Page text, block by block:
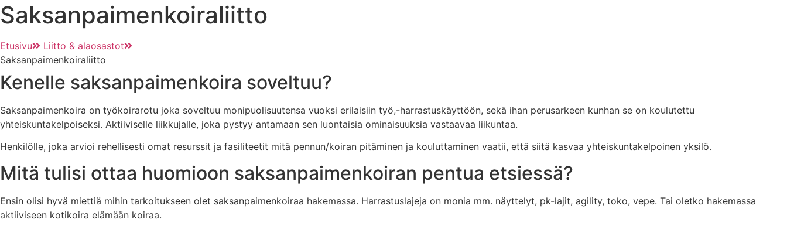
Saksanpaimenkoira­liitto
Etusivu
Liitto & alaosastot
Saksanpaimenkoira­liitto
Kenelle saksanpaimenkoira soveltuu?
Saksanpaimenkoira on työkoirarotu joka soveltuu monipuolisuutensa vuoksi erilaisiin työ,-harrastuskäyttöön, sekä ihan perusarkeen kunhan se on koulutettu
yhteiskuntakelpoiseksi. Aktiiviselle liikkujalle, joka pystyy antamaan sen luontaisia ominaisuuksia vastaavaa liikuntaa.
Henkilölle, joka arvioi rehellisesti omat resurssit ja fasiliteetit mitä pennun/koiran pitäminen ja kouluttaminen vaatii, että siitä kasvaa yhteiskuntakelpoinen yksilö.
Mitä tulisi ottaa huomioon saksanpaimenkoiran pentua etsiessä?
Ensin olisi hyvä miettiä mihin tarkoitukseen olet saksanpaimenkoiraa hakemassa. Harrastuslajeja on monia mm. näyttelyt, pk-lajit, agility, toko, vepe. Tai oletko hakemassa
aktiiviseen kotikoira elämään koiraa.